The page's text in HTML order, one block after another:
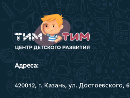
Адреса:
420012, г. Казань, ул. Достоевского, 6